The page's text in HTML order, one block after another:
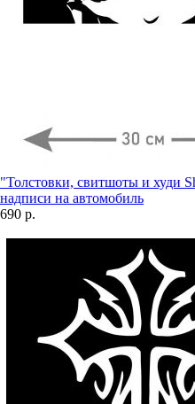
"Толстовки, свитшоты и худи
надписи на автомобиль
690 р.